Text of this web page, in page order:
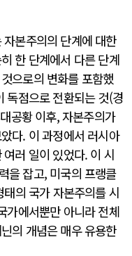
본주의의 단계에 대한
한 단계에서 다른 단계
으로의 변화를 포함했
독점으로 전환되는 것(경
공황 이후, 자본주의가
다. 이 과정에서 러시아
러 일이 있었다. 이 시
을 잡고, 미국의 프랭클
의 국가 자본주의를 시
가에서뿐만 아니라 전체
의 개념은 매우 유용한